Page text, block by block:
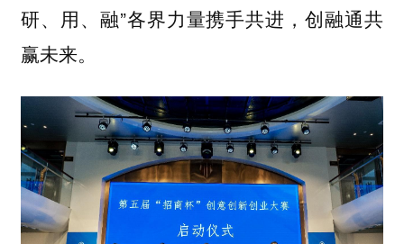
研、用、融”各界力量携手共进，创融通共
赢未来。